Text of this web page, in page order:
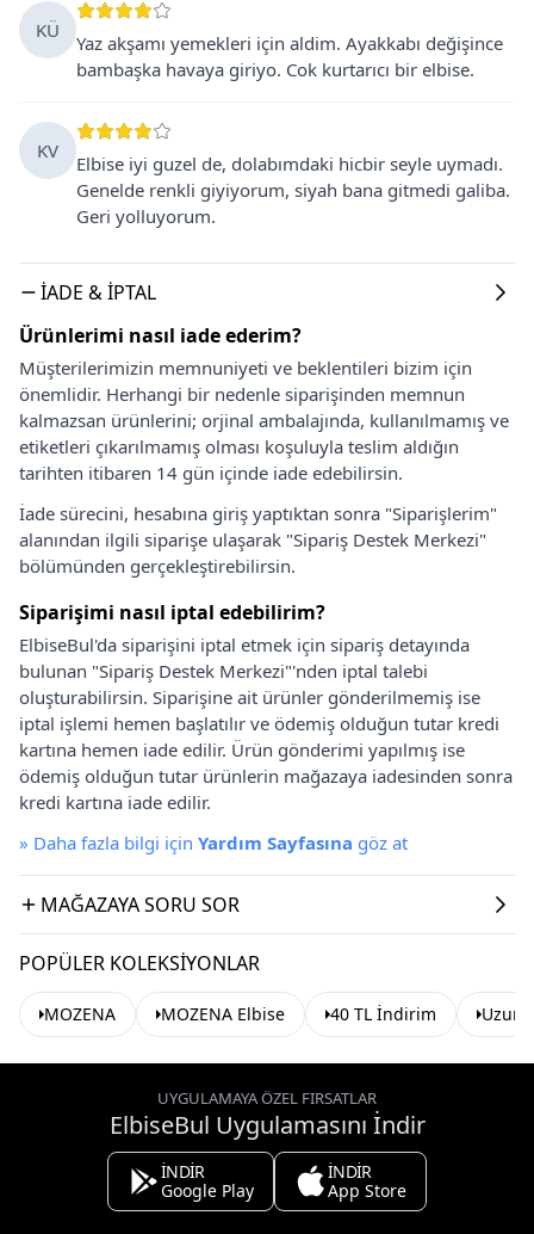
KÜ
Yaz akşamı yemekleri için aldim. Ayakkabı değişince
bambaşka havaya giriyo. Cok kurtarıcı bir elbise.
KV
Elbise iyi guzel de, dolabımdaki hicbir seyle uymadı.
Genelde renkli giyiyorum, siyah bana gitmedi galiba.
Geri yolluyorum.
İADE & İPTAL
Ürünlerimi nasıl iade ederim?
Müşterilerimizin memnuniyeti ve beklentileri bizim için
önemlidir. Herhangi bir nedenle siparişinden memnun
kalmazsan ürünlerini; orjinal ambalajında, kullanılmamış ve
etiketleri çıkarılmamış olması koşuluyla teslim aldığın
tarihten itibaren 14 gün içinde iade edebilirsin.
İade sürecini, hesabına giriş yaptıktan sonra "Siparişlerim"
alanından ilgili siparişe ulaşarak "Sipariş Destek Merkezi"
bölümünden gerçekleştirebilirsin.
Siparişimi nasıl iptal edebilirim?
ElbiseBul'da siparişini iptal etmek için sipariş detayında
bulunan "Sipariş Destek Merkezi"'nden iptal talebi
oluşturabilirsin. Siparişine ait ürünler gönderilmemiş ise
iptal işlemi hemen başlatılır ve ödemiş olduğun tutar kredi
kartına hemen iade edilir. Ürün gönderimi yapılmış ise
ödemiş olduğun tutar ürünlerin mağazaya iadesinden sonra
kredi kartına iade edilir.
» Daha fazla bilgi için Yardım Sayfasına göz at
MAĞAZAYA SORU SOR
POPÜLER KOLEKSIYONLAR
MOZENA MOZENA Elbise 40 TL İndirim Uzun
UYGULAMAYA ÖZEL FIRSATLAR
ElbiseBul Uygulamasını İndir
İNDİR
Google Play
İNDİR
App Store